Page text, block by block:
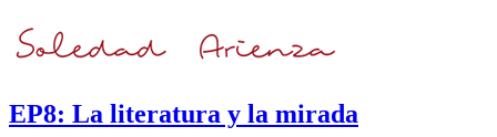
EP8: La literatura y la mirada